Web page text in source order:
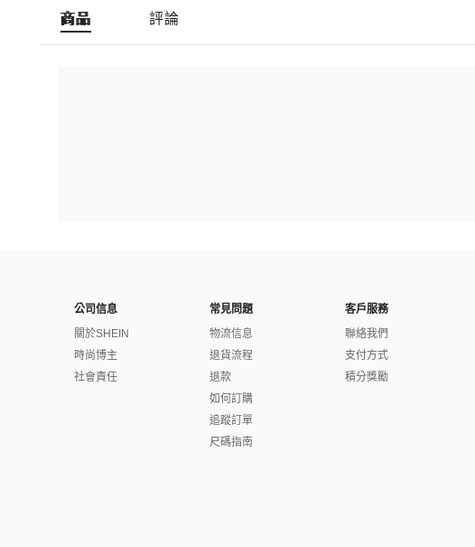
商品 評論
公司信息
關於SHEIN
時尚博主
社會責任
常見問題
物流信息
退貨流程
退款
如何訂購
追蹤訂單
尺碼指南
客戶服務
聯絡我們
支付方式
積分獎勵